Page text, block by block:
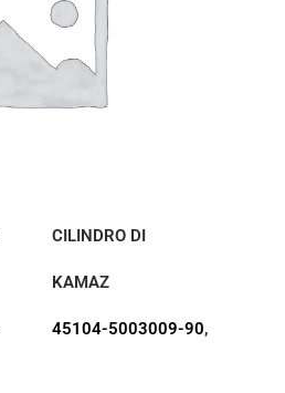
CILINDRO DI
CABINA
KAMAZ
45104-5003009-90,